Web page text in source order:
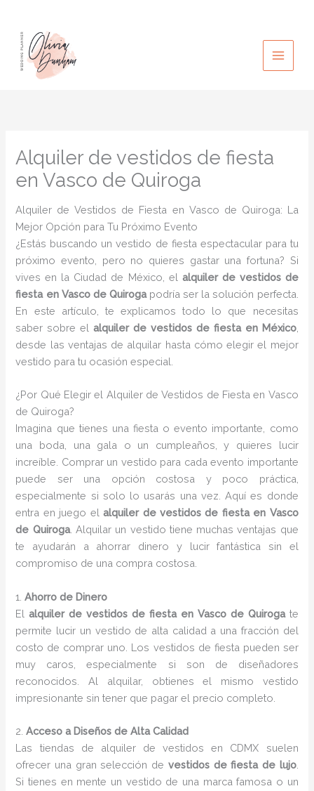
contenido
Alquiler de vestidos de fiesta
en Vasco de Quiroga
Alquiler de Vestidos de Fiesta en Vasco de Quiroga: La
Mejor Opción para Tu Próximo Evento
¿Estás buscando un vestido de fiesta espectacular para tu
próximo evento, pero no quieres gastar una fortuna? Si
vives en la Ciudad de México, el alquiler de vestidos de
fiesta en Vasco de Quirogapodría ser la solución perfecta.
En este artículo, te explicamos todo lo que necesitas
saber sobre elalquiler de vestidos de fiesta en México,
desde las ventajas de alquilar hasta cómo elegir el mejor
vestido para tu ocasión especial.
¿Por Qué Elegir el Alquiler de Vestidos de Fiesta en Vasco
de Quiroga?
Imagina que tienes una fiesta o evento importante, como
una boda, una gala o un cumpleaños, y quieres lucir
increíble. Comprar un vestido para cada evento importante
puede ser una opción costosa y poco práctica,
especialmente si solo lo usarás una vez. Aquí es donde
entra en juego elalquiler de vestidos de fiesta en Vasco
de Quiroga. Alquilar un vestido tiene muchas ventajas que
te ayudarán a ahorrar dinero y lucir fantástica sin el
compromiso de una compra costosa.
1.Ahorro de Dinero
Elalquiler de vestidos de fiesta en Vasco de Quirogate
permite lucir un vestido de alta calidad a una fracción del
costo de comprar uno. Los vestidos de fiesta pueden ser
muy caros, especialmente si son de diseñadores
reconocidos. Al alquilar, obtienes el mismo vestido
impresionante sin tener que pagar el precio completo.
2.Acceso a Diseños de Alta Calidad
Las tiendas de alquiler de vestidos en CDMX suelen
ofrecer una gran selección de vestidos de fiesta de lujo.
Si tienes en mente un vestido de una marca famosa o un